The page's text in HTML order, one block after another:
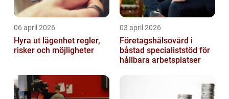
06 april 2026
Hyra ut lägenhet regler,
risker och möjligheter
03 april 2026
Företagshälsovård i
båstad specialiststöd för
hållbara arbetsplatser